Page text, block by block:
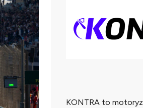
KONTRA to